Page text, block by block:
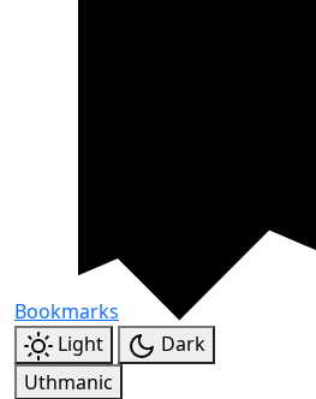
Bookmarks
Light
Dark
Uthmanic